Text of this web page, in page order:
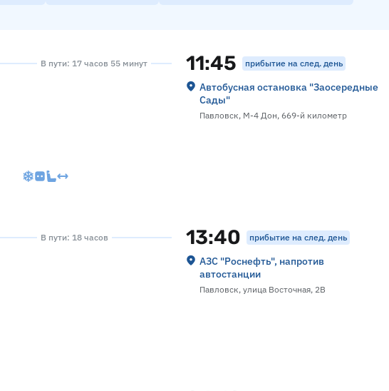
В пути: 17 часов 55 минут 11:45 прибытие на след. день
Автобусная остановка "Заосередные
Сады"
Павловск, М-4 Дон, 669-й километр
В пути: 18 часов 13:40 прибытие на след. день
АЗС "Роснефть", напротив
автостанции
Павловск, улица Восточная, 2В